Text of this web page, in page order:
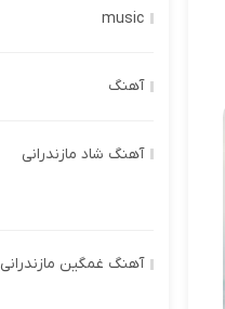
music
آهنگ
آهنگ شاد مازندرانی
آهنگ غمگین مازندرانی